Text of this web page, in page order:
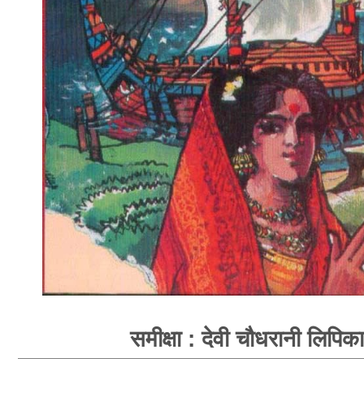
समीक्षा : देवी चौधरानी लिपिका